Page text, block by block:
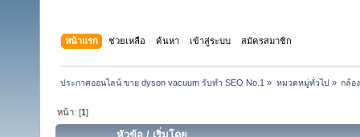
หน้าแรก ช่วยเหลือ ค้นหา เข้าสู่ระบบ สมัครสมาชิก
ประกาศออนไลน์ ขาย dyson vacuum รับทำ SEO No.1 » หมวดหมู่ทั่วไป» กล้อ
หน้า: [1]